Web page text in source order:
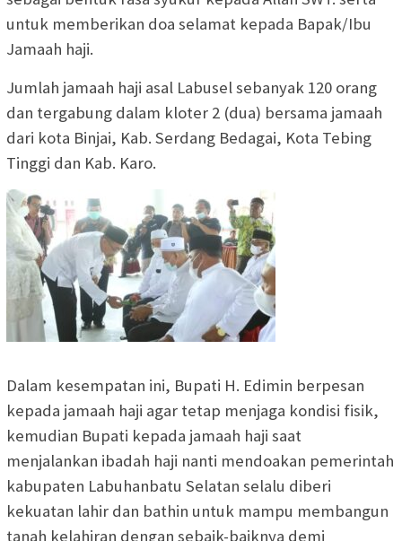
untuk memberikan doa selamat kepada Bapak/Ibu
Jamaah haji.
Jumlah jamaah haji asal Labusel sebanyak 120 orang
dan tergabung dalam kloter 2 (dua) bersama jamaah
dari kota Binjai, Kab. Serdang Bedagai, Kota Tebing
Tinggi dan Kab. Karo.
Dalam kesempatan ini, Bupati H. Edimin berpesan
kepada jamaah haji agar tetap menjaga kondisi fisik,
kemudian Bupati kepada jamaah haji saat
menjalankan ibadah haji nanti mendoakan pemerintah
kabupaten Labuhanbatu Selatan selalu diberi
kekuatan lahir dan bathin untuk mampu membangun
tanah kelahiran dengan sebaik-baiknya demi